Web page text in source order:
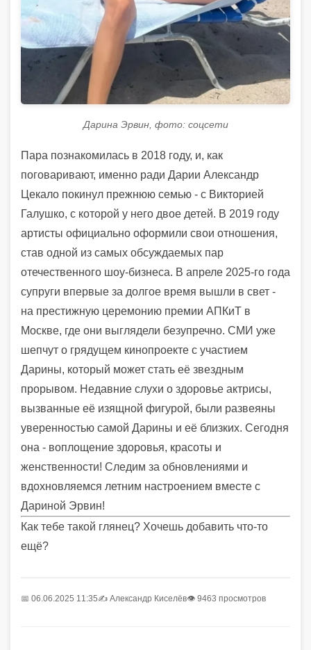
Дарина Эрвин, фото: соцсети
Пара познакомилась в 2018 году, и, как
поговаривают, именно ради Дарии Александр
Цекало покинул прежнюю семью - с Викторией
Галушко, с которой у него двое детей. В 2019 году
артисты официально оформили свои отношения,
став одной из самых обсуждаемых пар
отечественного шоу-бизнеса. В апреле 2025-го года
супруги впервые за долгое время вышли в свет -
на престижную церемонию премии АПКиТ в
Москве, где они выглядели безупречно. СМИ уже
шепчут о грядущем кинопроекте с участием
Дарины, который может стать её звездным
прорывом. Недавние слухи о здоровье актрисы,
вызванные её изящной фигурой, были развеяны
уверенностью самой Дарины и её близких. Сегодня
она - воплощение здоровья, красоты и
женственности! Следим за обновлениями и
вдохновляемся летним настроением вместе с
Дариной Эрвин!
Как тебе такой глянец? Хочешь добавить что-то
ещё?
📅 06.06.2025 11:35✍️ Александр Киселёв👁 9463 просмотров